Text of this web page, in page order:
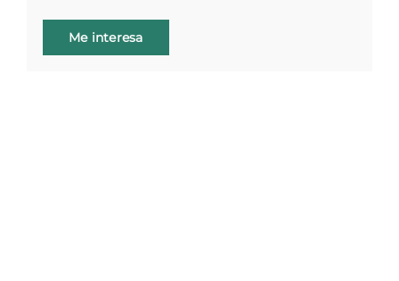
Me interesa